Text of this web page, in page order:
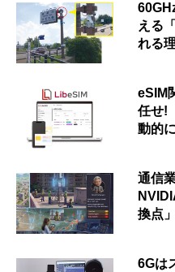
える
れる
eSIM
任せ!
動的
通信
換点」
6Gは